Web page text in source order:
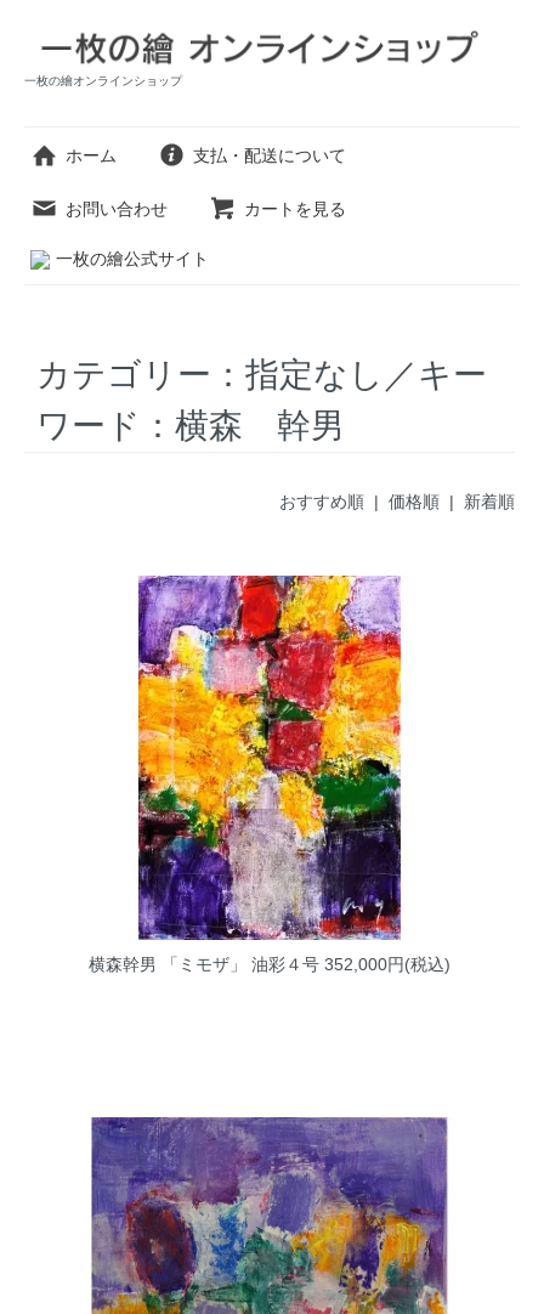
一枚の繪オンラインショップ
ホーム 支払・配送について
お問い合わせ カートを見る
一枚の繪公式サイト
カテゴリー：指定なし／キー
ワード：横森 幹男
おすすめ順 | 価格順| 新着順
横森幹男 「ミモザ」 油彩４号352,000円(税込)